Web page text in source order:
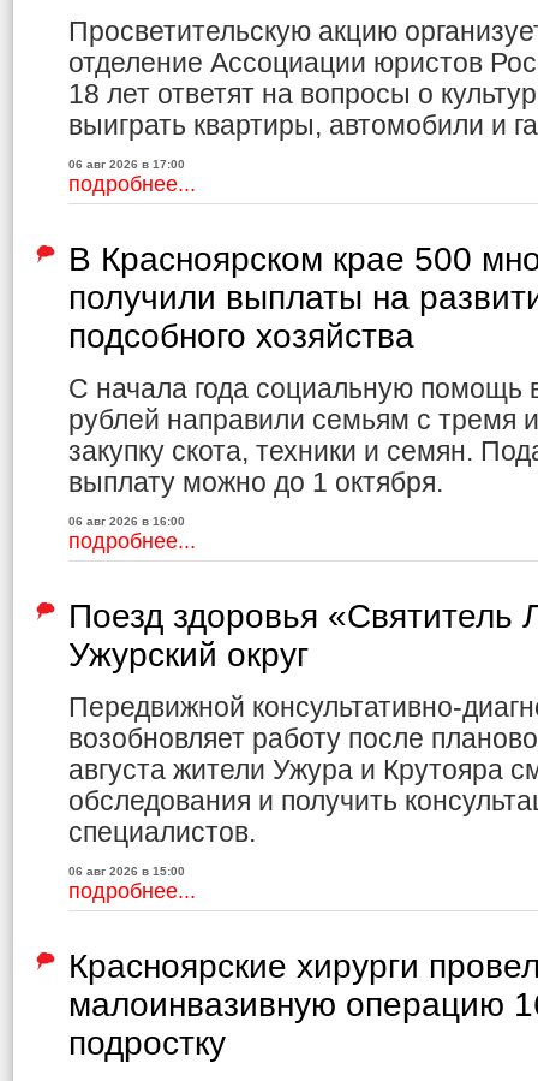
Просветительскую акцию
отделение Ассоциации юристов
18 лет ответят на вопросы о
выиграть квартиры, автомобили и
06 авг 2026 в 17:00
подробнее...
В Красноярском крае 500
получили выплаты на
подсобного хозяйства
С начала года социальную помощь
рублей направили семьям с тремя
закупку скота, техники и семян.
выплату можно до 1 октября.
06 авг 2026 в 16:00
подробнее...
Поезд здоровья «Святитель
Ужурский округ
Передвижной консультативно-
возобновляет работу после
августа жители Ужура и Крутояра
обследования и получить
специалистов.
06 авг 2026 в 15:00
подробнее...
Красноярские хирурги
малоинвазивную операцию
подростку